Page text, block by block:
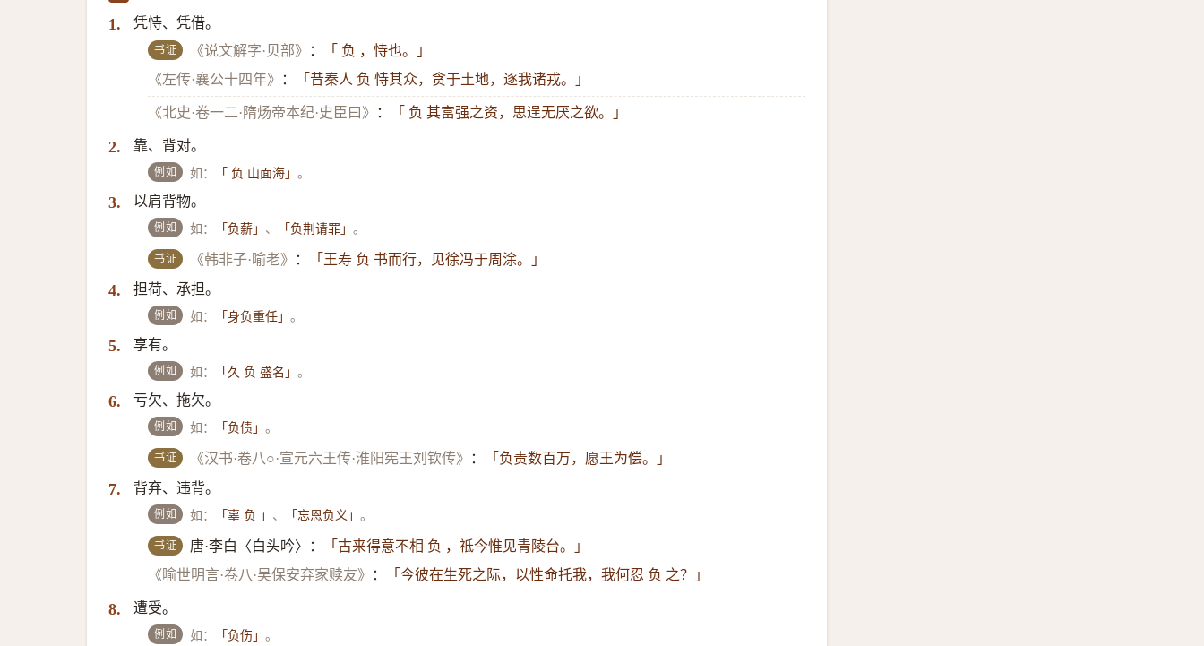
1. 凭恃、凭借。
书证 《说文解字·贝部》 ：
「 负 ，恃也。」
《左传·襄公十四年》
： 「昔秦人 负 恃其众，贪于土地，逐我诸戎。」
《北史·卷一二·隋炀帝本纪·史臣曰》 ： 「 负 其富强之资，思逞无厌之欲。」
2. 靠、背对。
例如 如： 「 负 山面海」。
3. 以肩背物。
例如 如： 「负薪」 、 「负荆请罪」。
书证 《韩非子·喻老》 ： 「王寿 负 书而行，见徐冯于周涂。」
4. 担荷、承担。
例如 如： 「身负重任」。
5. 享有。
例如 如： 「久 负 盛名」。
6. 亏欠、拖欠。
例如 如： 「负债」。
书证 《汉书·卷八○·宣元六王传·淮阳宪王刘钦传》 ： 「负责数百万，愿王为偿。」
7. 背弃、违背。
例如 如： 「辜 负 」 、 「忘恩负义」。
书证 唐·李白〈白头吟〉：
「古来得意不相 负 ，祗今惟见青陵台。」
《喻世明言·卷八·吴保安弃家赎友》
： 「今彼在生死之际，以性命托我，我何忍 负 之？」
8. 遭受。
例如 如： 「负伤」。